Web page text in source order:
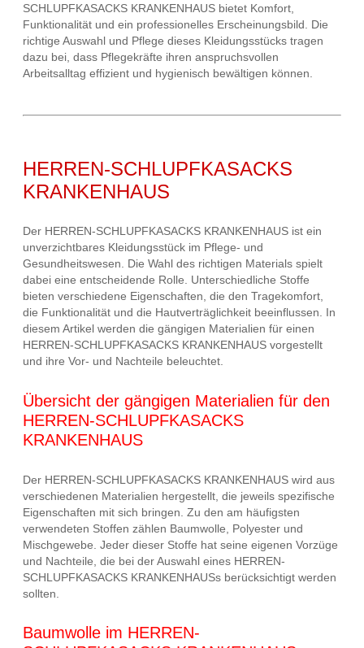
SCHLUPFKASACKS KRANKENHAUS bietet Komfort,
Funktionalität und ein professionelles Erscheinungsbild. Die
richtige Auswahl und Pflege dieses Kleidungsstücks tragen
dazu bei, dass Pflegekräfte ihren anspruchsvollen
Arbeitsalltag effizient und hygienisch bewältigen können.
HERREN-SCHLUPFKASACKS
KRANKENHAUS
Der HERREN-SCHLUPFKASACKS KRANKENHAUS ist ein
unverzichtbares Kleidungsstück im Pflege- und
Gesundheitswesen. Die Wahl des richtigen Materials spielt
dabei eine entscheidende Rolle. Unterschiedliche Stoffe
bieten verschiedene Eigenschaften, die den Tragekomfort,
die Funktionalität und die Hautverträglichkeit beeinflussen. In
diesem Artikel werden die gängigen Materialien für einen
HERREN-SCHLUPFKASACKS KRANKENHAUS vorgestellt
und ihre Vor- und Nachteile beleuchtet.
Übersicht der gängigen Materialien für den
HERREN-SCHLUPFKASACKS
KRANKENHAUS
Der HERREN-SCHLUPFKASACKS KRANKENHAUS wird aus
verschiedenen Materialien hergestellt, die jeweils spezifische
Eigenschaften mit sich bringen. Zu den am häufigsten
verwendeten Stoffen zählen Baumwolle, Polyester und
Mischgewebe. Jeder dieser Stoffe hat seine eigenen Vorzüge
und Nachteile, die bei der Auswahl eines HERREN-
SCHLUPFKASACKS KRANKENHAUSs berücksichtigt werden
sollten.
Baumwolle im HERREN-